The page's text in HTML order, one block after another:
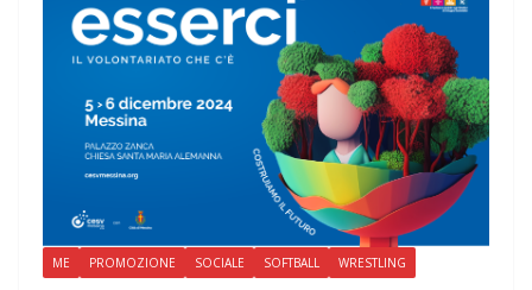
ME PROMOZIONE SOCIALE SOFTBALL WRESTLING